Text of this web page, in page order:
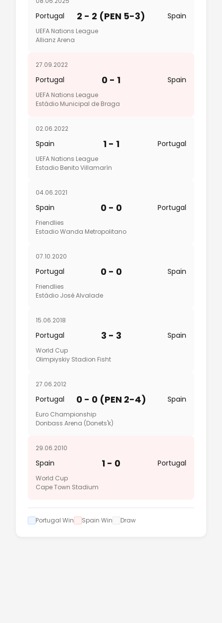
Portugal 2 - 2 (PEN 5-3) Spain
UEFA Nations League
Allianz Arena
27.09.2022
Portugal 0 - 1 Spain
UEFA Nations League
Estádio Municipal de Braga
02.06.2022
Spain 1 - 1 Portugal
UEFA Nations League
Estadio Benito Villamarín
04.06.2021
Spain 0 - 0 Portugal
Friendlies
Estadio Wanda Metropolitano
07.10.2020
Portugal 0 - 0 Spain
Friendlies
Estádio José Alvalade
15.06.2018
Portugal 3 - 3 Spain
World Cup
Olimpiyskiy Stadion Fisht
27.06.2012
Portugal 0 - 0 (PEN 2-4) Spain
Euro Championship
Donbass Arena (Donets'k)
29.06.2010
Spain 1 - 0 Portugal
World Cup
Cape Town Stadium
Portugal Win Spain Win Draw